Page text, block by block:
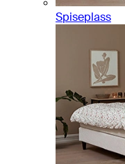
Spiseplass